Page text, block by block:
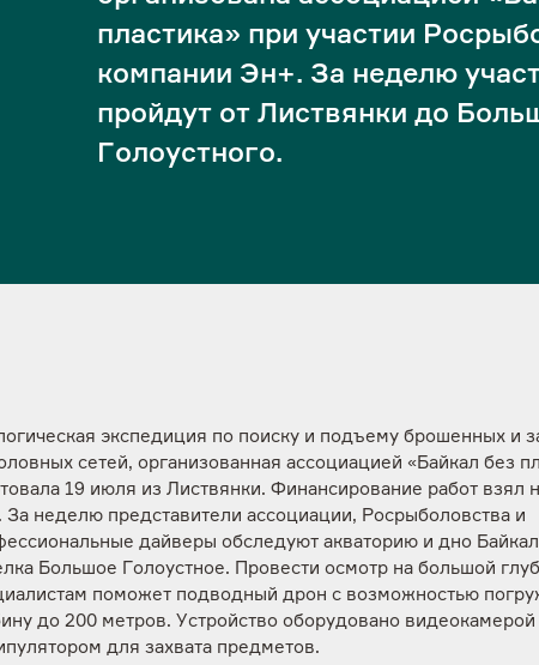
пластика» при участии
компании Эн+. За неделю
пройдут от Листвянки до
Голоустного.
экспедиция по поиску и подъему брошенных и
сетей, организованная ассоциацией «Байкал без
19 июля из Листвянки. Финансирование работ взял
За неделю представители ассоциации, Росрыболовства и
дайверы обследуют акваторию и дно
Большое Голоустное. Провести осмотр на большой
поможет подводный дрон с возможностью
до 200 метров. Устройство оборудовано видеокамерой
для захвата предметов.